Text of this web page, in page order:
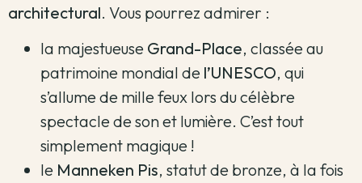
architectural. Vous pourrez admirer :
la majestueuse Grand-Place, classée au
patrimoine mondial de l’UNESCO, qui
s’allume de mille feux lors du célèbre
spectacle de son et lumière. C’est tout
simplement magique !
le Manneken Pis, statut de bronze, à la fois